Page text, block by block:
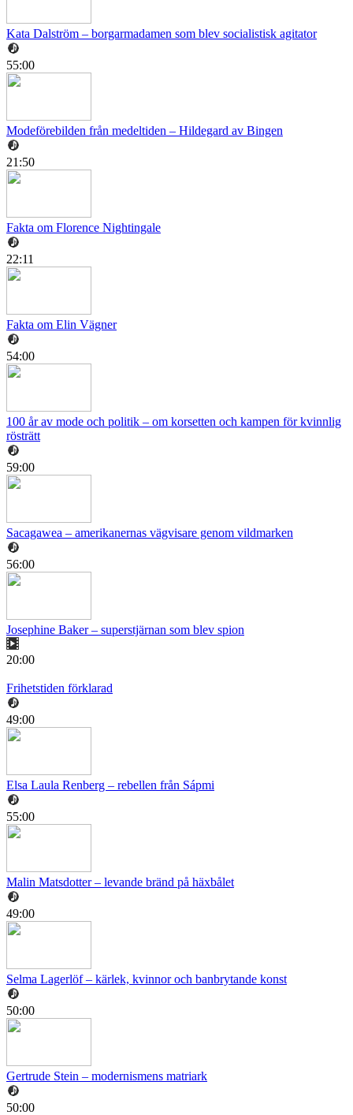
Kata Dalström – borgarmadamen som blev socialistisk agitator
55:00
Modeförebilden från medeltiden – Hildegard av Bingen
21:50
Fakta om Florence Nightingale
22:11
Fakta om Elin Vägner
54:00
100 år av mode och politik – om korsetten och kampen för kvinnlig
rösträtt
59:00
Sacagawea – amerikanernas vägvisare genom vildmarken
56:00
Josephine Baker – superstjärnan som blev spion
20:00
Frihetstiden förklarad
49:00
Elsa Laula Renberg – rebellen från Sápmi
55:00
Malin Matsdotter – levande bränd på häxbålet
49:00
Selma Lagerlöf – kärlek, kvinnor och banbrytande konst
50:00
Gertrude Stein – modernismens matriark
50:00